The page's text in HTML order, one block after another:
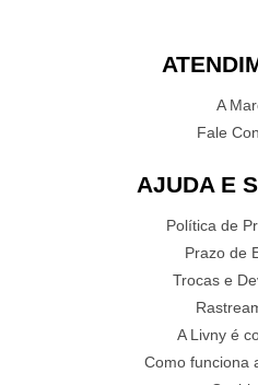
A
Fale
AJUDA E
Política de
Prazo de
Trocas e
A Livny é
Como funciona